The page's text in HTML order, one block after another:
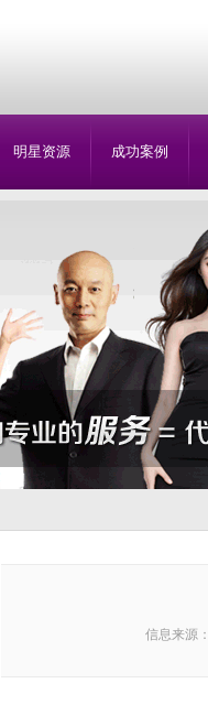
明星资源 成功案例
信息来源：